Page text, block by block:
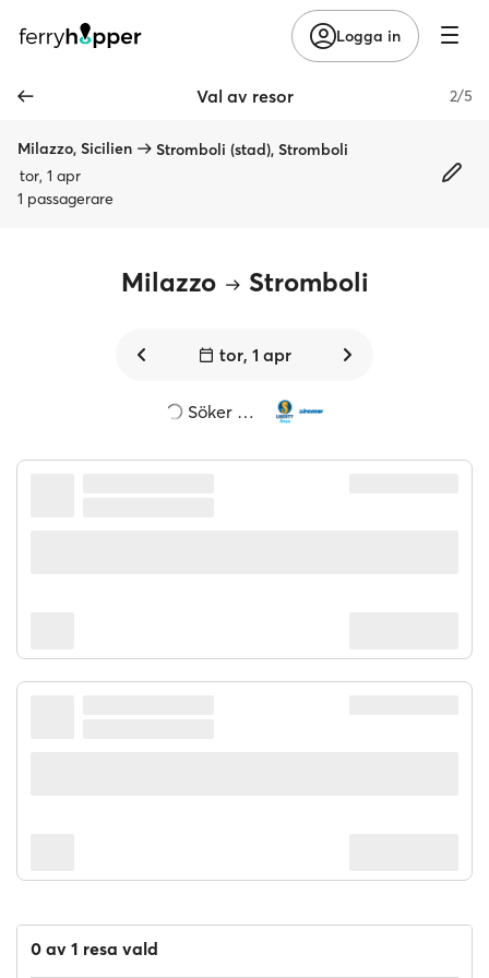
Logga in
Val av resor 2/5
Milazzo, Sicilien
Stromboli (stad), Stromboli
tor, 1 apr
1 passagerare
Milazzo Stromboli
tor, 1 apr
Söker …
0 av 1 resa vald